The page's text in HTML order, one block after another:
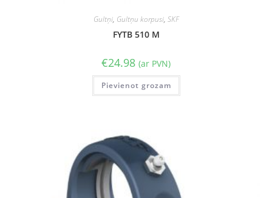
Gultņi, Gultņu korpusi, SKF
FYTB 510 M
€24.98 (ar PVN)
Pievienot grozam